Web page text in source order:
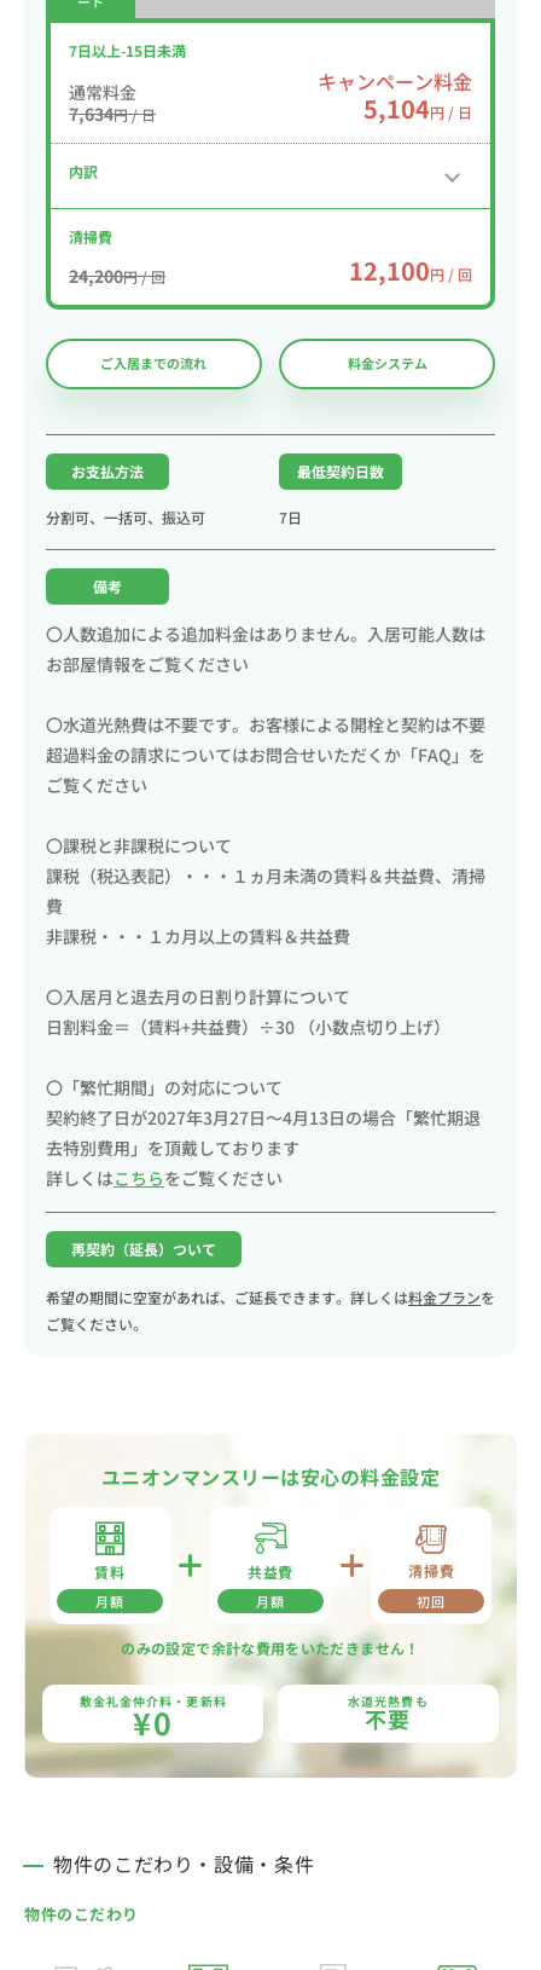
7日以上-15日未満
通常料金
7,634円 / 日
キャンペーン料金
5,104円 / 日
内訳
清掃費
24,200円 / 回 12,100円 / 回
ご入居までの流れ 料金システム
お支払方法
分割可、一括可、振込可
最低契約日数
7日
備考
〇人数追加による追加料金はありません。入居可能人数は
お部屋情報をご覧ください
〇水道光熱費は不要です。お客様による開栓と契約は不要
超過料金の請求についてはお問合せいただくか「FAQ」を
ご覧ください
〇課税と非課税について
課税（税込表記）・・・１ヵ月未満の賃料＆共益費、清掃
費
非課税・・・１カ月以上の賃料＆共益費
〇入居月と退去月の日割り計算について
日割料金＝（賃料+共益費）÷30 （小数点切り上げ）
〇「繁忙期間」の対応について
契約終了日が2027年3月27日〜4月13日の場合「繁忙期退
去特別費用」を頂戴しております
詳しくはこちらをご覧ください
再契約（延長）ついて
希望の期間に空室があれば、ご延長できます。詳しくは料金プランを
ご覧ください。
ユニオンマンスリーは安心の料金設定
賃料
月額
共益費
月額
清掃費
初回
のみの設定で余計な費用をいただきません！
敷金礼金仲介料・更新料
¥0 水道光熱費も
不要
物件のこだわり・設備・条件
物件のこだわり